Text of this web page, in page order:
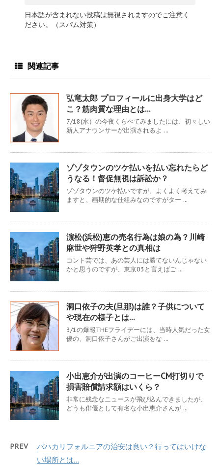
日本語が含まれない投稿は無視されますのでご注意く
ださい。（スパム対策）
関連記事
弘竜太郎 プロフィールに出身大学はど
こ？筋肉質な理由とは…
7/18(水）の今夜くらべてみましたには、初々しい
新人アナウンサーが出演されるよ ...
ゾゾタウンのツケ払いを払い忘れたらど
うなる！督促無視は訴訟か？
ゾゾタウンのツケ払いですが、よくよく考えてみ
ますと、画期的な仕組みなのですがター ...
濵松(浜松)恵の売名行為は娘の為？川崎
麻世や狩野英孝との真相は
コント芸では、あの芸人には勝てないんじゃない
かと思うのですが、東京03と言えばご ...
洞口依子の夫(旦那)は誰？子供について
や現在の様子とは…
3/1の爆報THEフライデーには、当時人気だった女
優の、洞口依子さんがご出演をな ...
小出恵介が出演のコーヒーCM打切りで
損害賠償請求額はいくら？
非常に残念なニュースが飛び込んできましたが、
どうも俳優として有名な小出恵介さんが ...
PREV
バハカリフォルニアの治安は良い？行ってはいけな
い場所とは…